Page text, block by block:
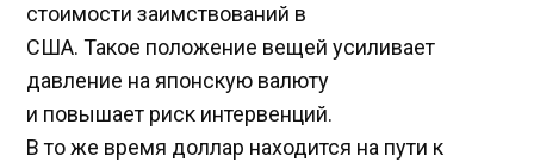
стоимости заимствований в
США. Такое положение вещей усиливает
давление на японскую валюту
и повышает риск интервенций.
В то же время доллар находится на пути к